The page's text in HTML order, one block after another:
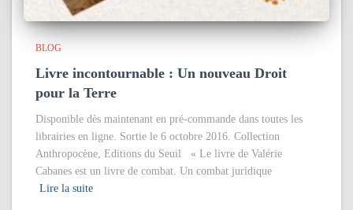
BLOG
Livre incontournable : Un nouveau Droit
pour la Terre
Disponible dès maintenant en pré-commande dans toutes les
librairies en ligne. Sortie le 6 octobre 2016. Collection
Anthropocène, Editions du Seuil « Le livre de Valérie
Cabanes est un livre de combat. Un combat juridique
Lire la suite